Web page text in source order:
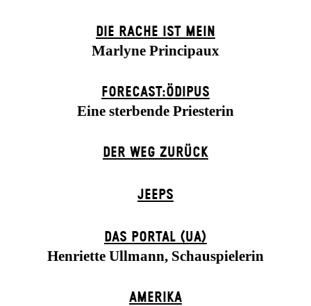
DIE RACHE IST MEIN
Marlyne Principaux
FORECAST:ÖDIPUS
Eine sterbende Priesterin
DER WEG ZU­RÜCK
JEEPS
DAS POR­TAL (UA)
Henriette Ullmann, Schauspielerin
AMERIKA